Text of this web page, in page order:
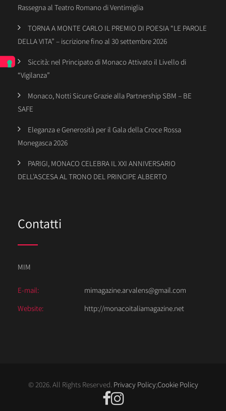
Rassegna al Teatro Romano di Ventimiglia
TORNA A MONTE CARLO IL PREMIO DI POESIA “LE PAROLE
DELLA VITA” – iscrizione fino al 30 settembre 2026
Siccità: nel Principato di Monaco Attivato il Livello di
“Vigilanza”
Monaco, Notti Sicure Grazie alla Partnership SBM – BE
SAFE
Eleganza e Generosità per il Gala della Croce Rossa
Monegasca 2026
PARIGI, MONACO CELEBRA IL XXI ANNIVERSARIO
DELL’ASCESA AL TRONO DEL PRINCIPE ALBERTO
Contatti
MIM
E-mail:
mimagazine.arvalens@gmail.com
Website:
http://monacoitaliamagazine.net
© 2026. All Rights Reserved. Privacy Policy;Cookie Policy